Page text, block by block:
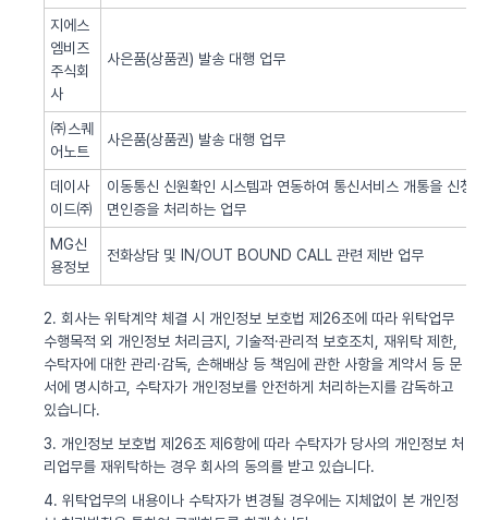
지에스
엠비즈
주식회
사
사은품(상품권) 발송 대행 업무
㈜스퀘
어노트
사은품(상품권) 발송 대행 업무
데이사
이드㈜
이동통신 신원확인 시스템과 연동하여 통신서비스 개통을 신청
면인증을 처리하는 업무
MG신
용정보
전화상담 및 IN/OUT BOUND CALL 관련 제반 업무
2. 회사는 위탁계약 체결 시 개인정보 보호법 제26조에 따라 위탁업무
수행목적 외 개인정보 처리금지, 기술적·관리적 보호조치, 재위탁 제한,
수탁자에 대한 관리·감독, 손해배상 등 책임에 관한 사항을 계약서 등 문
서에 명시하고, 수탁자가 개인정보를 안전하게 처리하는지를 감독하고
있습니다.
3. 개인정보 보호법 제26조 제6항에 따라 수탁자가 당사의 개인정보 처
리업무를 재위탁하는 경우 회사의 동의를 받고 있습니다.
4. 위탁업무의 내용이나 수탁자가 변경될 경우에는 지체없이 본 개인정